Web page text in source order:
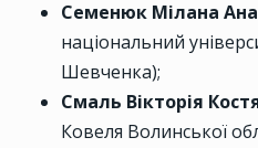
Семенюк Мілана
національний
Шевченка);
Смаль Вікторія
Ковеля Волинської